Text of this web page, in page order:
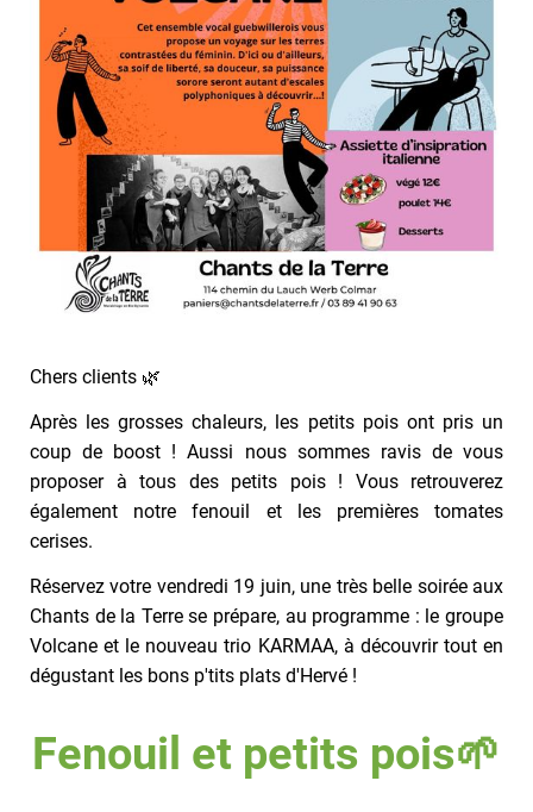
Chers clients 🌿
Après les grosses chaleurs, les petits pois ont pris un
coup de boost ! Aussi nous sommes ravis de vous
proposer à tous des petits pois ! Vous retrouverez
également notre fenouil et les premières tomates
cerises.
Réservez votre vendredi 19 juin, une très belle soirée aux
Chants de la Terre se prépare, au programme : le groupe
Volcane et le nouveau trio KARMAA, à découvrir tout en
dégustant les bons p'tits plats d'Hervé !
Fenouil et petits pois🌱